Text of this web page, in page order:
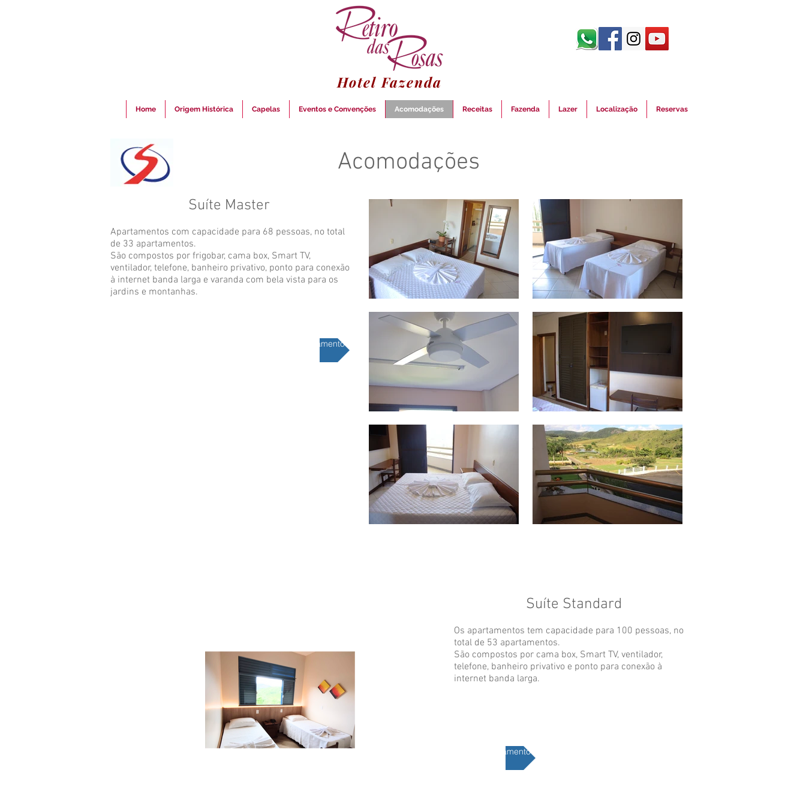
Hotel Fazenda
Home Origem Histórica Capelas Eventos e Convenções Acomodações Receitas Fazenda Lazer Localização Reservas
Acomodações
Suíte Master
Apartamentos com capacidade para 68 pessoas, no total
de 33 apartamentos.
São compostos por frigobar, cama box, Smart TV,
ventilador, telefone, banheiro privativo, ponto para conexão
à internet banda larga e varanda com bela vista para os
jardins e montanhas.
Solicite orçamento
Suíte Standard
Os apartamentos tem capacidade para 100 pessoas, no
total de 53 apartamentos.
São compostos por cama box, Smart TV, ventilador,
telefone, banheiro privativo e ponto para conexão à
internet banda larga.
Solicite orçamento